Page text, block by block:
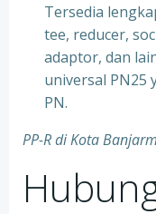
Tersedia
tee, reducer,
adaptor, dan
universal PN25
PN.
PP-R di Kota